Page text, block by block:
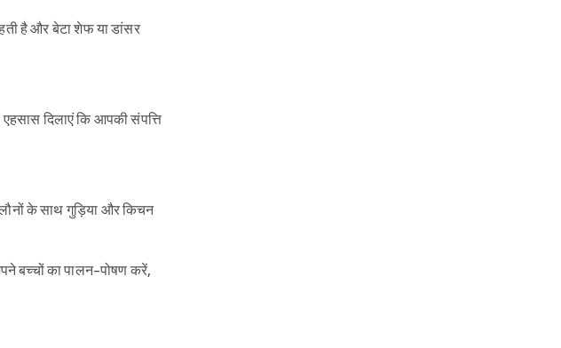
है और बेटा शेफ या डांसर
दिलाएं कि आपकी संपत्ति
के साथ गुड़िया और किचन
बच्चों का पालन-पोषण करें,